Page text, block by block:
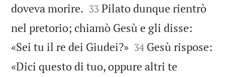
doveva morire. 

33 Pilato dunque rientrò
nel pretorio; chiamò Gesù e gli disse:
«Sei tu il re dei Giudei?»
34 Gesù rispose:
«Dici questo di tuo, oppure altri te